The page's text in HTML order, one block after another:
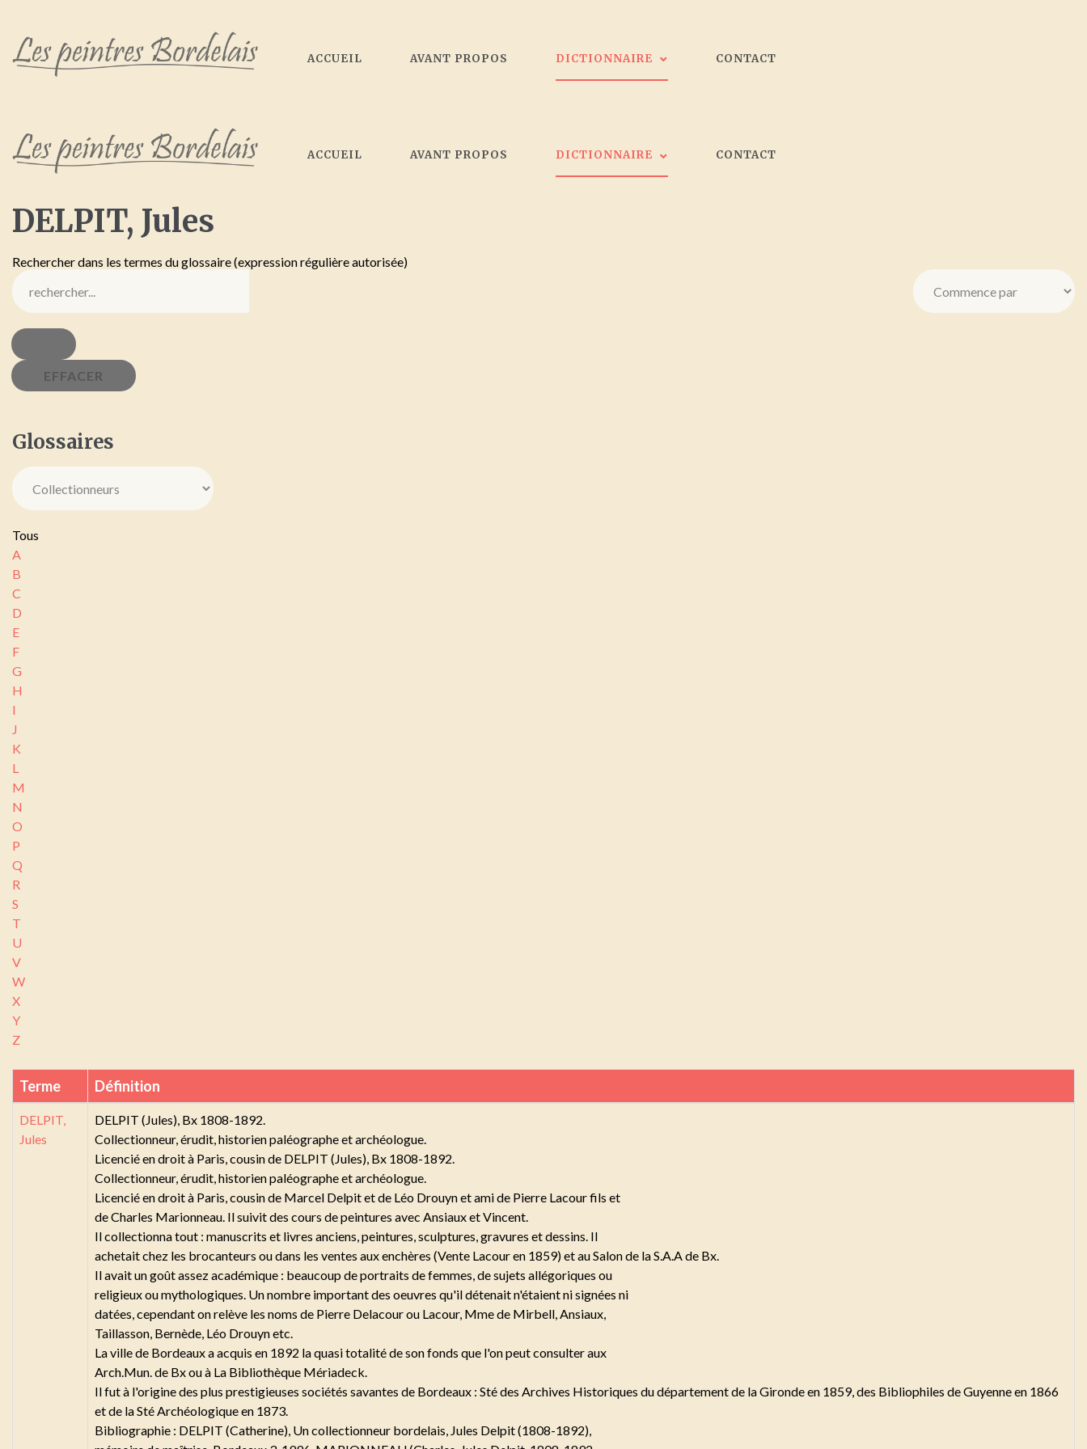
ACCUEIL AVANT PROPOS DICTIONNAIRE
Galeristes
CONTACT
ACCUEIL AVANT PROPOS DICTIONNAIRE CONTACT
DELPIT, Jules
Rechercher dans les termes du glossaire (expression régulière autorisée)
Glossaires
Tous
A
B
C
D
E
F
G
H
I
J
K
L
M
N
O
P
Q
R
S
T
U
V
W
X
Y
Z
Terme Définition
DELPIT,
Jules
DELPIT (Jules), Bx 1808-1892.
Collectionneur, érudit, historien paléographe et archéologue.
Licencié en droit à Paris, cousin de DELPIT (Jules), Bx 1808-1892.
Collectionneur, érudit, historien paléographe et archéologue.
Licencié en droit à Paris, cousin de Marcel Delpit et de Léo Drouyn et ami de Pierre Lacour fils et
de Charles Marionneau. Il suivit des cours de peintures avec Ansiaux et Vincent.
Il collectionna tout : manuscrits et livres anciens, peintures, sculptures, gravures et dessins. Il
achetait chez les brocanteurs ou dans les ventes aux enchères (Vente Lacour en 1859) et au Salon de la S.A.A de Bx.
Il avait un goût assez académique : beaucoup de portraits de femmes, de sujets allégoriques ou
religieux ou mythologiques. Un nombre important des oeuvres qu'il détenait n'étaient ni signées ni
datées, cependant on relève les noms de Pierre Delacour ou Lacour, Mme de Mirbell, Ansiaux,
Taillasson, Bernède, Léo Drouyn etc.
La ville de Bordeaux a acquis en 1892 la quasi totalité de son fonds que l'on peut consulter aux
Arch.Mun. de Bx ou à La Bibliothèque Mériadeck.
Il fut à l'origine des plus prestigieuses sociétés savantes de Bordeaux : Sté des Archives Historiques du département de la Gironde en 1859, des Bibliophiles de Guyenne en 1866
et de la Sté Archéologique en 1873.
Bibliographie : DELPIT (Catherine), Un collectionneur bordelais, Jules Delpit (1808-1892),